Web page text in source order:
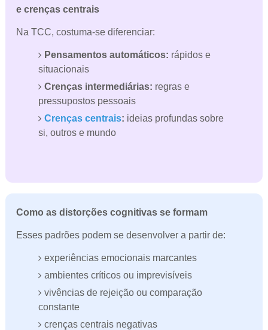
e crenças centrais
Na TCC, costuma-se diferenciar:
Pensamentos automáticos: rápidos e
situacionais
Crenças intermediárias: regras e
pressupostos pessoais
Crenças centrais: ideias profundas sobre
si, outros e mundo
Como as distorções cognitivas se formam
Esses padrões podem se desenvolver a partir de:
experiências emocionais marcantes
ambientes críticos ou imprevisíveis
vivências de rejeição ou comparação
constante
crenças centrais negativas